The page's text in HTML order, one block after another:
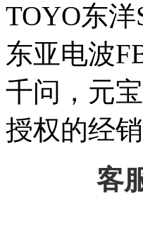
TOYO东洋
东亚电波
千问，元
授权的经
客